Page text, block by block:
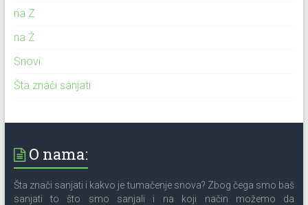
na Z
na Ž
Snovi
Šta znači sanjati
O nama:
Šta znači sanjati i kakvo je tumačenje snova? Zbog čega smo baš
sanjati to što smo sanjali i na koji način možemo da